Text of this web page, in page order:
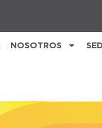
NOSOTROS